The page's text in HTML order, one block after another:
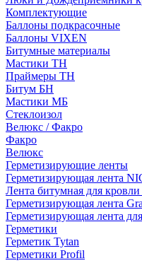
Комплектующие
Баллоны подкрасочные
Баллоны VIXEN
Битумные материалы
Мастики ТН
Праймеры ТН
Битум БН
Мастики МБ
Стеклоизол
Велюкс / Факро
Факро
Велюкс
Герметизирующие ленты
Герметизирующая лента
Лента битумная для кровли
Герметизирующая лента
Герметизирующая лента
Герметики
Герметик Tytan
Герметики Profil